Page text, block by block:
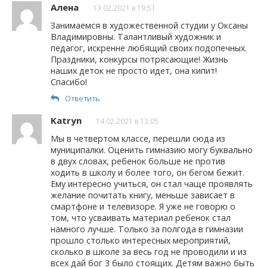
Алена 13.02.2021 в 19:51
Занимаемся в художественной студии у Оксаны
Владимировны. Талантливый художник и
педагог, искренне любящий своих подопечных.
Праздники, конкурсы потрясающие! Жизнь
наших деток не просто идет, она кипит!
Спасибо!
Ответить
Katryn 14.02.2021 в 13:05
Мы в четвертом классе, перешли сюда из
муниципалки. Оценить гимназию могу буквально
в двух словах, ребенок больше не против
ходить в школу и более того, он бегом бежит.
Ему интересно учиться, он стал чаще проявлять
желание почитать книгу, меньше зависает в
смартфоне и телевизоре. Я уже не говорю о
том, что усваивать материал ребенок стал
намного лучше. Только за полгода в гимназии
прошло столько интересных мероприятий,
сколько в школе за весь год не проводили и из
всех дай бог 3 было стоящих. Детям важно быть